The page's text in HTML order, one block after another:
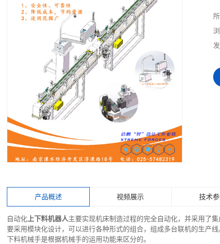
产品概述 视频展示 技术
自动化上下料机器人主要实现机床制造过程的完全自动化，并采用了
要采用模块化设计，可以进行各种形式的组合，组成多台联机的生产
下料机械手是根据机械手的运用功能来区分的。